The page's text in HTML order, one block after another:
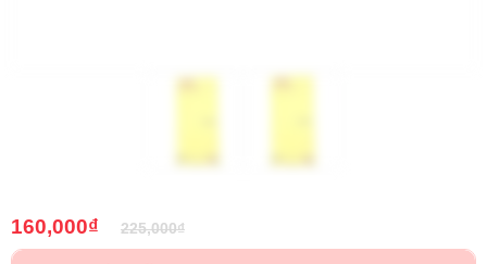
160,000₫ 225,000₫